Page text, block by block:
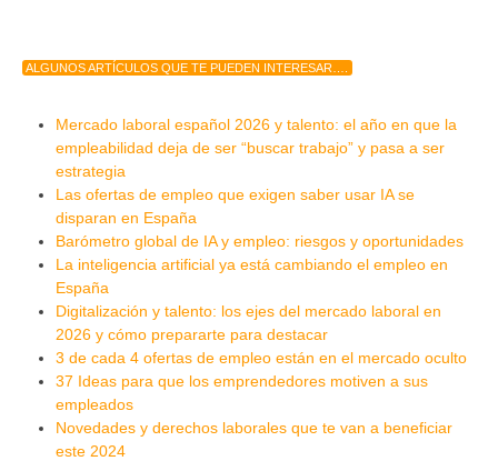
ALGUNOS ARTÍCULOS QUE TE PUEDEN INTERESAR….
Mercado laboral español 2026 y talento: el año en que la
empleabilidad deja de ser “buscar trabajo” y pasa a ser
estrategia
Las ofertas de empleo que exigen saber usar IA se
disparan en España
Barómetro global de IA y empleo: riesgos y oportunidades
La inteligencia artificial ya está cambiando el empleo en
España
Digitalización y talento: los ejes del mercado laboral en
2026 y cómo prepararte para destacar
3 de cada 4 ofertas de empleo están en el mercado oculto
37 Ideas para que los emprendedores motiven a sus
empleados
Novedades y derechos laborales que te van a beneficiar
este 2024